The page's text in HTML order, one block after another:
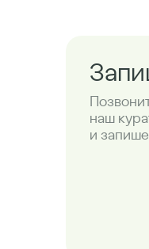
наш
и